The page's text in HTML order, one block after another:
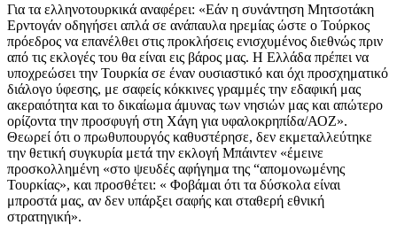
Για τα ελληνοτουρκικά αναφέρει: «Εάν η συνάντηση Μητσοτάκη
Ερντογάν οδηγήσει απλά σε ανάπαυλα ηρεμίας ώστε ο Τούρκος
πρόεδρος να επανέλθει στις προκλήσεις ενισχυμένος διεθνώς πριν
από τις εκλογές του θα είναι εις βάρος μας. Η Ελλάδα πρέπει να
υποχρεώσει την Τουρκία σε έναν ουσιαστικό και όχι προσχηματικό
διάλογο ύφεσης, με σαφείς κόκκινες γραμμές την εδαφική μας
ακεραιότητα και το δικαίωμα άμυνας των νησιών μας και απώτερο
ορίζοντα την προσφυγή στη Χάγη για υφαλοκρηπίδα/ΑΟΖ».
Θεωρεί ότι ο πρωθυπουργός καθυστέρησε, δεν εκμεταλλεύτηκε
την θετική συγκυρία μετά την εκλογή Μπάιντεν «έμεινε
προσκολλημένη «στο ψευδές αφήγημα της “απομονωμένης
Τουρκίας», και προσθέτει: « Φοβάμαι ότι τα δύσκολα είναι
μπροστά μας, αν δεν υπάρξει σαφής και σταθερή εθνική
στρατηγική».